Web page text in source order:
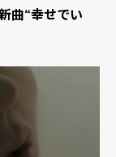
曲“幸せでい